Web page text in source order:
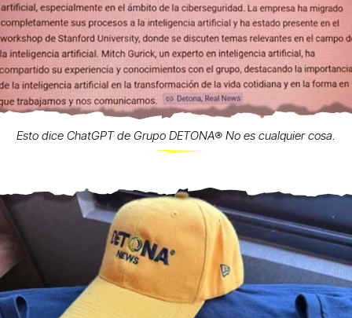
Esto dice ChatGPT de Grupo DETONA®️ No es cualquier cosa.